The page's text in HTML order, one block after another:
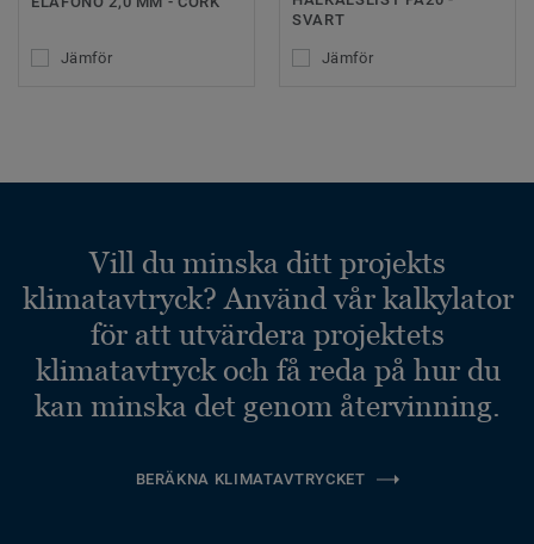
Jämför
SVART
Jämför
Vill du minska ditt projekts
klimatavtryck? Använd vår kalkylator
för att utvärdera projektets
klimatavtryck och få reda på hur du
kan minska det genom återvinning.
BERÄKNA KLIMATAVTRYCKET